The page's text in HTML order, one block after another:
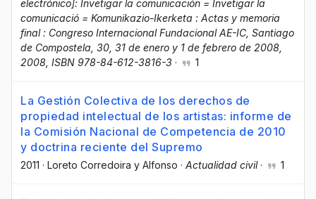
electrónico]: Invetigar la comunicación = Invetigar la
comunicació = Komunikazio-Ikerketa : Actas y memoria
final : Congreso Internacional Fundacional AE-IC, Santiago
de Compostela, 30, 31 de enero y 1 de febrero de 2008,
2008, ISBN 978-84-612-3816-3 · 1
La Gestión Colectiva de los derechos de
propiedad intelectual de los artistas: informe de
la Comisión Nacional de Competencia de 2010
y doctrina reciente del Supremo
2011 · Loreto Corredoira y Alfonso · Actualidad civil· 1